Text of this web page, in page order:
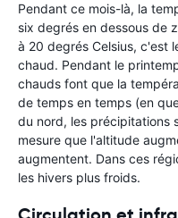
Pendant ce mois-là, la
six degrés en dessous de
à 20 degrés Celsius, c'est
chaud. Pendant le
chauds font que la
de temps en temps (en
du nord, les précipitations
mesure que l'altitude
augmentent. Dans ces
les hivers plus froids.